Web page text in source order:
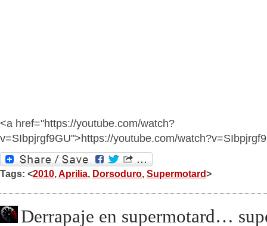
<a href="https://youtube.com/watch?
v=SIbpjrgf9GU">https://youtube.com/
Tags: <2010,Aprilia, Dorsoduro, Supermotard>
Derrapaje en supermotard…